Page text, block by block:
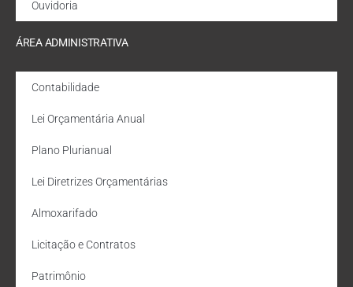
Ouvidoria
ÁREA ADMINISTRATIVA
Contabilidade
Lei Orçamentária Anual
Plano Plurianual
Lei Diretrizes Orçamentárias
Almoxarifado
Licitação e Contratos
Patrimônio